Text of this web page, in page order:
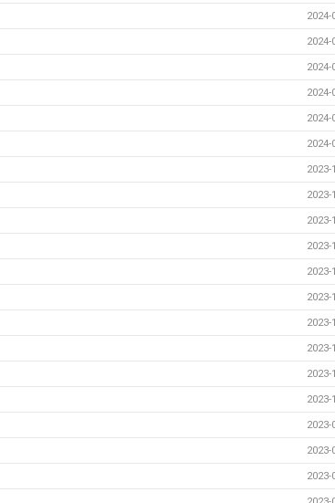
2024-
2024-
2024-
2024-
2024-
2024-
2023-
2023-
2023-
2023-
2023-
2023-
2023-
2023-
2023-
2023-
2023-
2023-
2023-